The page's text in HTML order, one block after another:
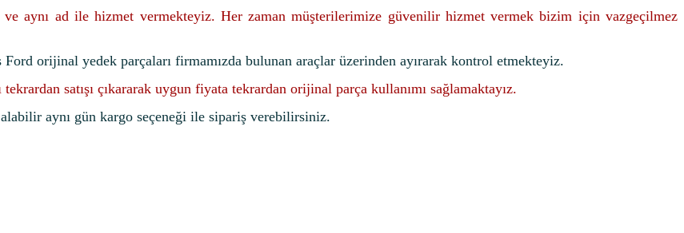
ve aynı ad ile hizmet vermekteyiz. Her zaman müşterilerimize güvenilir hizmet vermek bizim için vazgeçilmez
orijinal yedek parçaları firmamızda bulunan araçlar üzerinden ayırarak kontrol etmekteyiz.
satışı çıkararak uygun fiyata tekrardan orijinal parça kullanımı sağlamaktayız.
aynı gün kargo seçeneği ile sipariş verebilirsiniz.